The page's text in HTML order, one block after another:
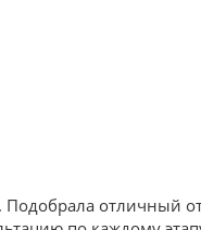
отличный